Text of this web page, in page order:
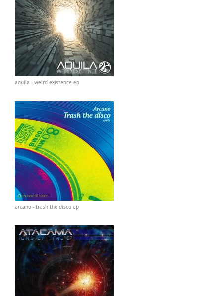
aquila - weird existence ep
arcano - trash the disco ep